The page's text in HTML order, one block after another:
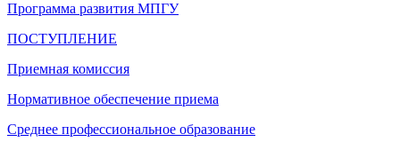
Программа развития МПГУ
ПОСТУПЛЕНИЕ
Приемная комиссия
Нормативное обеспечение приема
Среднее профессиональное образование